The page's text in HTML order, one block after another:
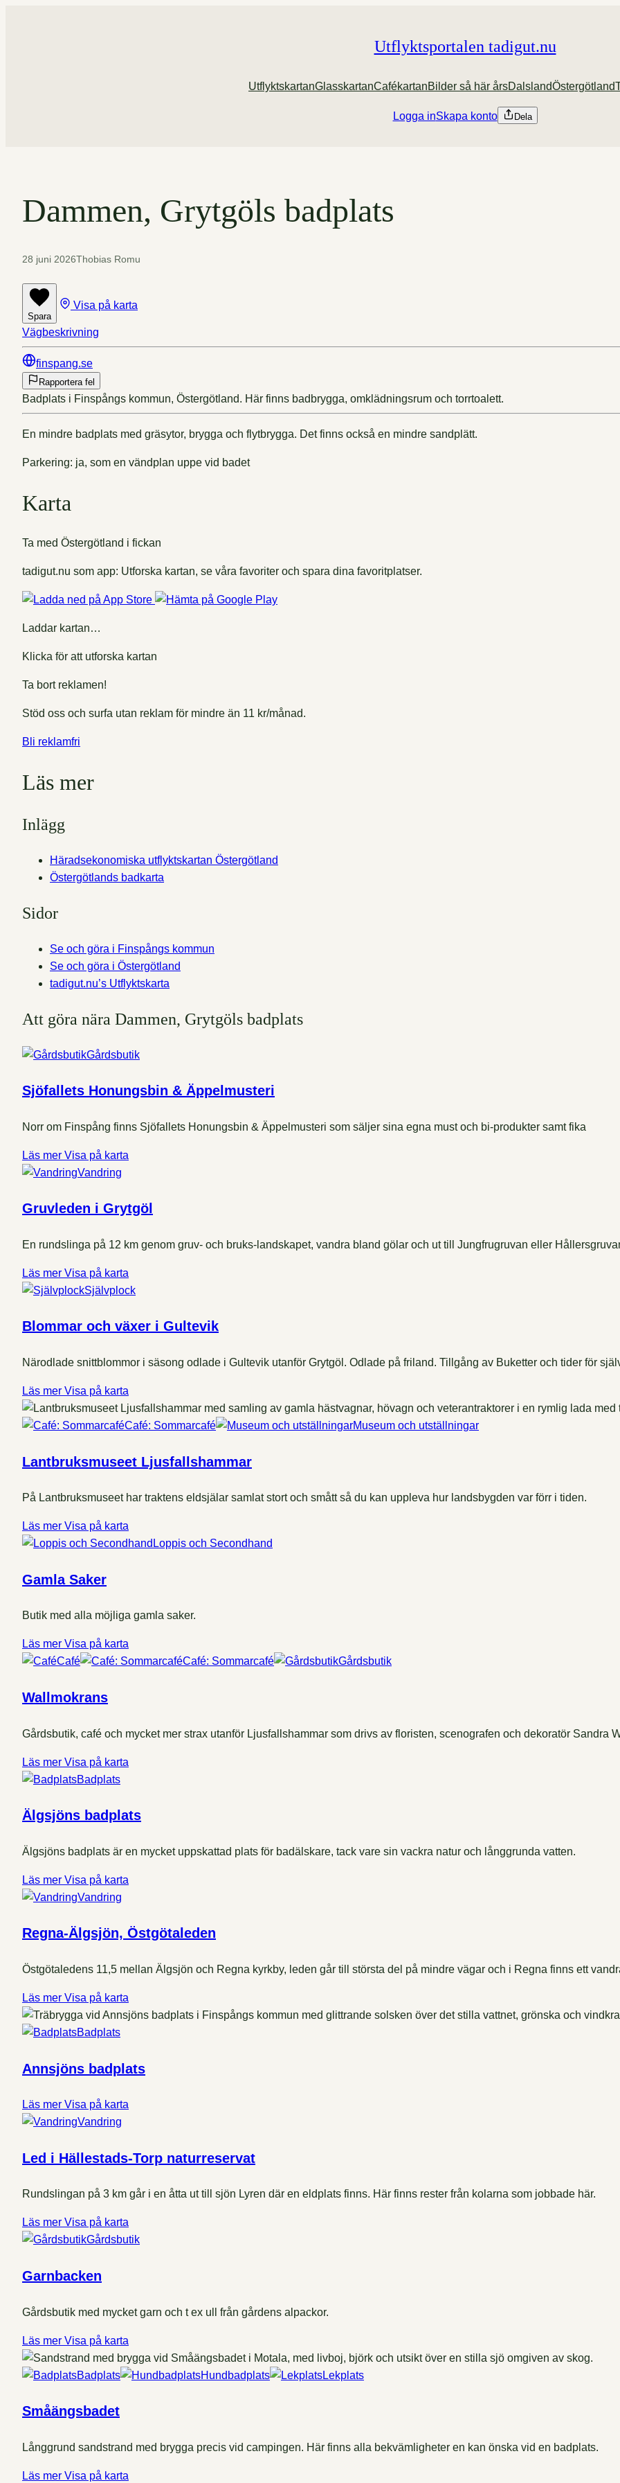
Utflyktsportalen tadigut.nu
UtflyktskartanGlasskartanCafékartanBilder så här årsDalslandÖstergötland
Logga inSkapa konto Dela
Dammen, Grytgöls badplats
28 juni 2026Thobias Romu
Spara
Visa på karta
Vägbeskrivning
finspang.se
Rapportera fel
Badplats i Finspångs kommun, Östergötland. Här finns badbrygga, omklädningsrum och torrtoalett.
En mindre badplats med gräsytor, brygga och flytbrygga. Det finns också en mindre sandplätt.
Parkering: ja, som en vändplan uppe vid badet
Karta
Ta med Östergötland i fickan
tadigut.nu som app: Utforska kartan, se våra favoriter och spara dina favoritplatser.
Laddar kartan…
Klicka för att utforska kartan
Ta bort reklamen!
Stöd oss och surfa utan reklam för mindre än 11 kr/månad.
Bli reklamfri
Läs mer
Inlägg
Häradsekonomiska utflyktskartan Östergötland
Östergötlands badkarta
Sidor
Se och göra i Finspångs kommun
Se och göra i Östergötland
tadigut.nu’s Utflyktskarta
Att göra nära Dammen, Grytgöls badplats
Gårdsbutik
Sjöfallets Honungsbin & Äppelmusteri
Norr om Finspång finns Sjöfallets Honungsbin & Äppelmusteri som säljer sina egna must och bi-produkter samt fika
Läs mer Visa på karta
Vandring
Gruvleden i Grytgöl
En rundslinga på 12 km genom gruv- och bruks-landskapet, vandra bland gölar och ut till Jungfrugruvan eller
Läs mer Visa på karta
Självplock
Blommar och växer i Gultevik
Närodlade snittblommor i säsong odlade i Gultevik utanför Grytgöl. Odlade på friland. Tillgång av Buketter och tider för
Läs mer Visa på karta
Café: Sommarcafé Museum och utställningar
Lantbruksmuseet Ljusfallshammar
På Lantbruksmuseet har traktens eldsjälar samlat stort och smått så du kan uppleva hur landsbygden var förr i tiden.
Läs mer Visa på karta
Loppis och Secondhand
Gamla Saker
Butik med alla möjliga gamla saker.
Läs mer Visa på karta
Café
Café: Sommarcafé Gårdsbutik
Wallmokrans
Gårdsbutik, café och mycket mer strax utanför Ljusfallshammar som drivs av floristen, scenografen och dekoratör Sandra
Läs mer Visa på karta
Badplats
Älgsjöns badplats
Älgsjöns badplats är en mycket uppskattad plats för badälskare, tack vare sin vackra natur och långgrunda vatten.
Läs mer Visa på karta
Vandring
Regna-Älgsjön, Östgötaleden
Östgötaledens 11,5 mellan Älgsjön och Regna kyrkby, leden går till största del på mindre vägar och i Regna finns ett
Läs mer Visa på karta
Badplats
Annsjöns badplats
Läs mer Visa på karta
Vandring
Led i Hällestads-Torp naturreservat
Rundslingan på 3 km går i en åtta ut till sjön Lyren där en eldplats finns. Här finns rester från kolarna som jobbade här.
Läs mer Visa på karta
Gårdsbutik
Garnbacken
Gårdsbutik med mycket garn och t ex ull från gårdens alpackor.
Läs mer Visa på karta
Badplats Hundbadplats Lekplats
Småängsbadet
Långgrund sandstrand med brygga precis vid campingen. Här finns alla bekvämligheter en kan önska vid en badplats.
Läs mer Visa på karta